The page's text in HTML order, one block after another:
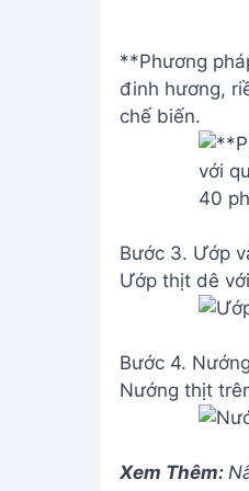
**Phương
đinh hương,
chế biến.
Bước 3. Ướp
Ướp thịt dê
Bước 4.
Nướng thịt
Xem Thêm: